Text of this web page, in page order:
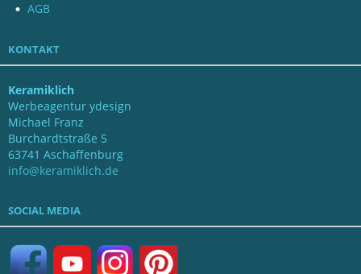
AGB
KONTAKT
Keramiklich
Werbeagentur ydesign
Michael Franz
Burchardtstraße 5
63741 Aschaffenburg
info@keramiklich.de
SOCIAL MEDIA